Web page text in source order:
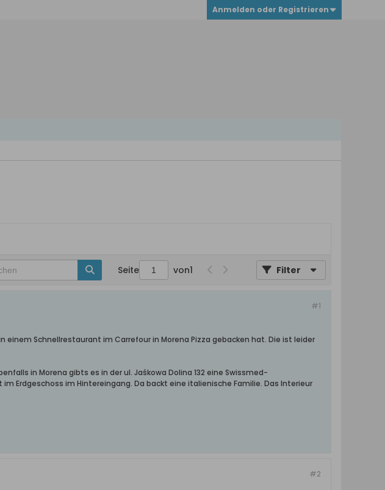
Anmelden oder Registrieren
Seite von1 Filter
#1
Schnellrestaurant im Carrefour in Morena Pizza gebacken hat. Die ist leider
in Morena gibts es in der ul. Jaśkowa Dolina 132 eine Swissmed-
Erdgeschoss im Hintereingang. Da backt eine italienische Familie. Das Interieur
#2